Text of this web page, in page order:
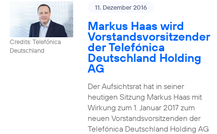
Credits: Telefónica
Deutschland
11. Dezember 2016
Markus Haas wird
Vorstandsvorsitzender
der Telefónica
Deutschland Holding
AG
Der Aufsichtsrat hat in seiner
heutigen Sitzung Markus Haas mit
Wirkung zum 1. Januar 2017 zum
neuen Vorstandsvorsitzenden der
Telefónica Deutschland Holding AG